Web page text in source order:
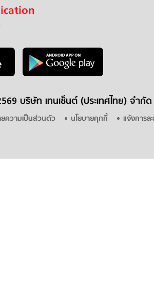
บริษัท เทนเซ็นต์ (ประเทศไทย) จำกัด
ยความเป็นส่วนตัว นโยบายคุกกี้ แจ้งการล